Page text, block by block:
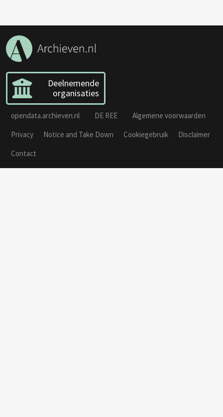
Deelnemende
organisaties
opendata.archieven.nl DE REE
Algemene voorwaarden
Privacy
Notice and Take Down Cookiegebruik
Disclaimer
Contact